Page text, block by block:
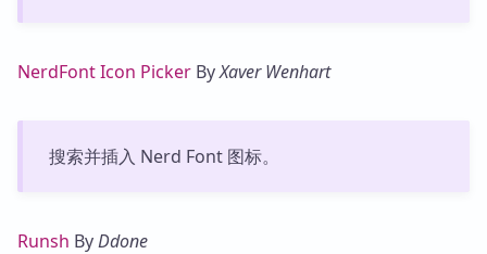
NerdFont Icon Picker ByXaver Wenhart
搜索并插入 Nerd Font 图标。
Runsh ByDdone